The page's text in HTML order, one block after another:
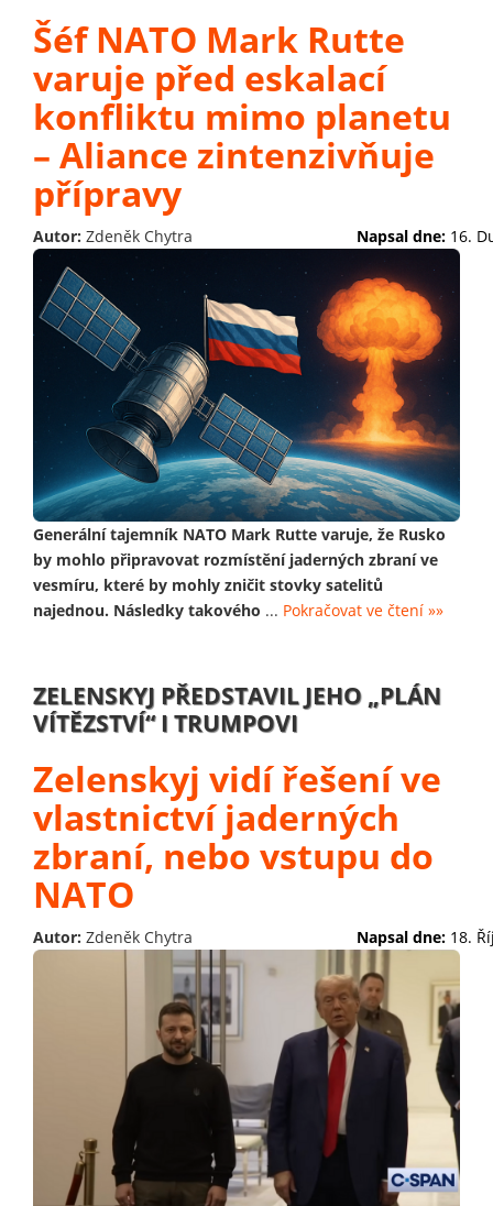
Šéf NATO Mark Rutte
varuje před eskalací
konfliktu mimo planetu
– Aliance zintenzivňuje
přípravy
Autor: Zdeněk Chytra Napsal dne: 16.
Generální tajemník NATO Mark Rutte varuje, že Rusko
by mohlo připravovat rozmístění jaderných zbraní ve
vesmíru, které by mohly zničit stovky satelitů
najednou. Následky takového ... Pokračovat ve čtení »»
ZELENSKYJ PŘEDSTAVIL JEHO „PLÁN
VÍTĚZSTVÍ“ I TRUMPOVI
Zelenskyj vidí řešení ve
vlastnictví jaderných
zbraní, nebo vstupu do
NATO
Autor: Zdeněk Chytra Napsal dne: 18.